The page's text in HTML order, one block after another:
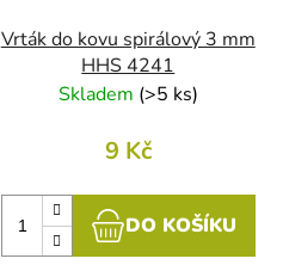
Vrták do kovu spirálový 3 mm
HHS 4241
Skladem (>5 ks)
9 Kč
DO KOŠÍKU